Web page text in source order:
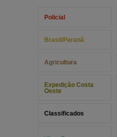
Policial
Brasil/Paraná
Agricultura
Expedição Costa
Oeste
Classificados